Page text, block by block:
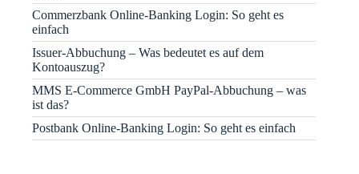
Commerzbank Online-Banking Login: So geht es
einfach
Issuer-Abbuchung – Was bedeutet es auf dem
Kontoauszug?
MMS E-Commerce GmbH PayPal-Abbuchung – was
ist das?
Postbank Online-Banking Login: So geht es einfach